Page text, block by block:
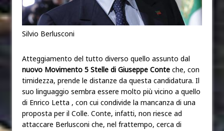
Silvio Berlusconi
Atteggiamento del tutto diverso quello assunto dal
nuovo Movimento 5 Stelle di Giuseppe Conte che, con
timidezza, prende le distanze da questa candidatura. Il
suo linguaggio sembra essere molto più vicino a quello
di Enrico Letta , con cui condivide la mancanza di una
proposta per il Colle. Conte, infatti, non riesce ad
attaccare Berlusconi che, nel frattempo, cerca di